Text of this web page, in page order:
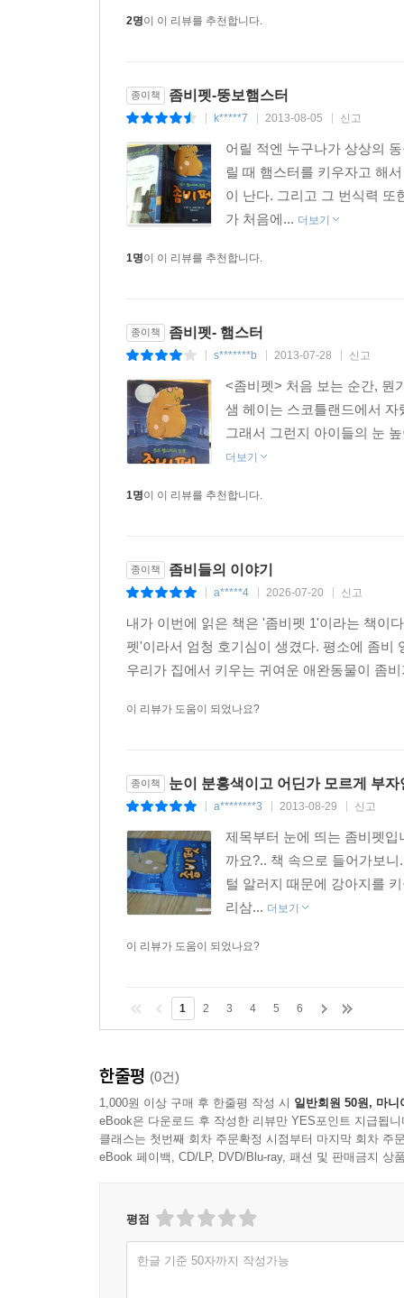
2명이 이 리뷰를 추천합니다.
종이책 좀비펫-뚱보햄스터
k*****7 2013-08-05 신고
어릴 적엔 누구나가 상상의
릴 때 햄스터를 키우자고 해
이 난다. 그리고 그 번식력 또
가 처음에... 더보기
1명이 이 리뷰를 추천합니다.
종이책 좀비펫- 햄스터
s*******b 2013-07-28 신고
<좀비펫> 처음 보는 순간, 뭔
샘 헤이는 스코틀랜드에서
그래서 그런지 아이들의 눈
더보기
1명이 이 리뷰를 추천합니다.
종이책 좀비들의 이야기
a*****4 2026-07-20 신고
내가 이번에 읽은 책은 '좀비펫 1'이라는 책이
펫'이라서 엄청 호기심이 생겼다. 평소에 좀비
우리가 집에서 키우는 귀여운 애완동물이 좀
이 리뷰가 도움이 되었나요?
종이책 눈이 분홍색이고 어딘가 모르게 부
a********3 2013-08-29 신고
제목부터 눈에 띄는 좀비펫
까요?.. 책 속으로 들어가보
털 알러지 때문에 강아지를
리삼... 더보기
이 리뷰가 도움이 되었나요?
1 2 3 4 5 6
한줄평 (0건)
1,000원 이상 구매 후 한줄평 작성 시 일반회원 50원, 마니
eBook은 다운로드 후 작성한 리뷰만 YES포인트 지급됩니
클래스는 첫번째 회차 주문확정 시점부터 마지막 회차 주
eBook 페이백, CD/LP, DVD/Blu-ray, 패션 및 판매금지 상
평점
한글 기준 50자까지 작성가능